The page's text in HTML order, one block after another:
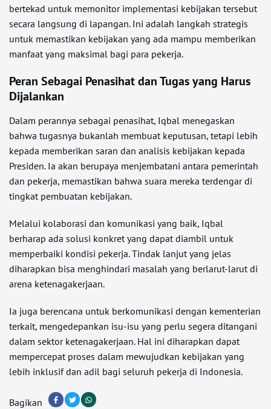
bertekad untuk memonitor implementasi kebijakan tersebut
secara langsung di lapangan. Ini adalah langkah strategis
untuk memastikan kebijakan yang ada mampu memberikan
manfaat yang maksimal bagi para pekerja.
Peran Sebagai Penasihat dan Tugas yang Harus
Dijalankan
Dalam perannya sebagai penasihat, Iqbal menegaskan
bahwa tugasnya bukanlah membuat keputusan, tetapi lebih
kepada memberikan saran dan analisis kebijakan kepada
Presiden. Ia akan berupaya menjembatani antara pemerintah
dan pekerja, memastikan bahwa suara mereka terdengar di
tingkat pembuatan kebijakan.
Melalui kolaborasi dan komunikasi yang baik, Iqbal
berharap ada solusi konkret yang dapat diambil untuk
memperbaiki kondisi pekerja. Tindak lanjut yang jelas
diharapkan bisa menghindari masalah yang berlarut-larut di
arena ketenagakerjaan.
Ia juga berencana untuk berkomunikasi dengan kementerian
terkait, mengedepankan isu-isu yang perlu segera ditangani
dalam sektor ketenagakerjaan. Hal ini diharapkan dapat
mempercepat proses dalam mewujudkan kebijakan yang
lebih inklusif dan adil bagi seluruh pekerja di Indonesia.
Bagikan